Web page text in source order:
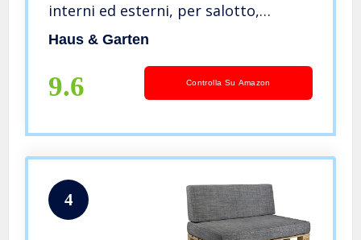
interni ed esterni, per salotto,
terrazza, giardino, ampia scelta di
Haus & Garten
9.6 Controlla Su Amazon
4